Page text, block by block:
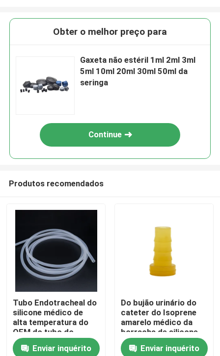
Casa
Obter o melhor preço para
Gaxeta não estéril 1ml 2ml 3ml
5ml 10ml 20ml 30ml 50ml da
seringa
Continue
Produtos recomendados
Tubo Endotracheal do
silicone médico de
alta temperatura do
OEM do tubo do
silicone
Enviar inquérito
Do bujão urinário do
cateter do Isoprene
amarelo médico da
borracha de silicone
Enviar inquérito